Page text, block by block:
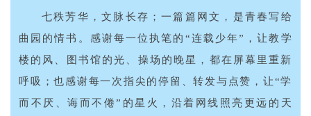
七秩芳华，文脉长存；一篇篇网文，是青春写给
曲园的情书。感谢每一位执笔的“连载少年”，让教学
楼的风、图书馆的光、操场的晚星，都在屏幕里重新
呼吸；也感谢每一次指尖的停留、转发与点赞，让“学
而不厌、诲而不倦”的星火，沿着网线照亮更远的天